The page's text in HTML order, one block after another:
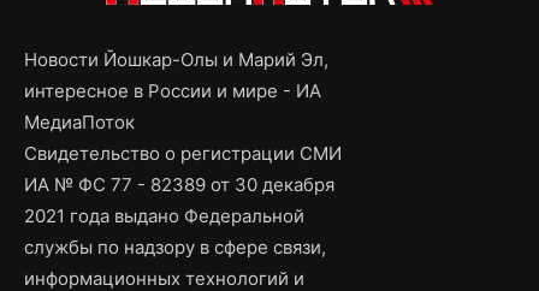
Новости Йошкар-Олы и Марий Эл,
интересное в России и мире - ИА
МедиаПоток
Свидетельство о регистрации СМИ
ИА № ФС 77 - 82389 от 30 декабря
2021 года выдано Федеральной
службы по надзору в сфере связи,
информационных технологий и